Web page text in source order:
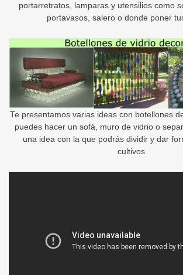
portarretratos, lamparas y utensilios como
portavasos, salero o donde poner
Te presentamos varias ideas con botellones
puedes hacer un sofá, muro de vidrio o
una idea con la que podrás dividir y dar
cultivos